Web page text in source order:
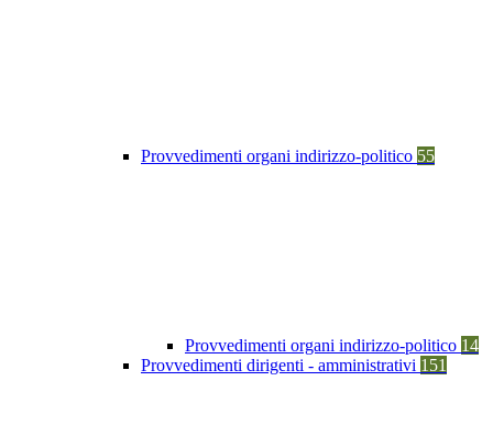
Provvedimenti organi indirizzo-politico 55
Provvedimenti organi indirizzo-politico 14
Provvedimenti dirigenti - amministrativi 151